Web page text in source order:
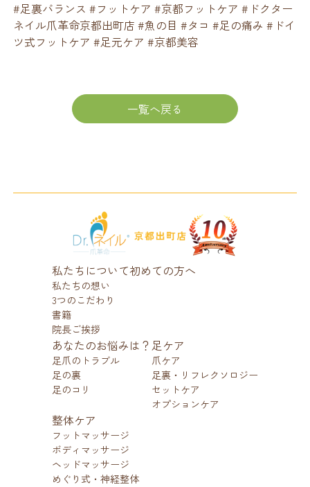
#足裏バランス #フットケア #京都フットケア #ドクター
ネイル爪革命京都出町店 #魚の目 #タコ #足の痛み #ドイ
ツ式フットケア #足元ケア #京都美容
一覧へ戻る
私たちについて
私たちの想い
3つのこだわり
書籍
院長ご挨拶
初めての方へ
あなたのお悩みは？
足爪のトラブル
足の裏
足のコリ
足ケア
爪ケア
足裏・リフレクソロジー
セットケア
オプションケア
整体ケア
フットマッサージ
ボディマッサージ
ヘッドマッサージ
めぐり式・神経整体